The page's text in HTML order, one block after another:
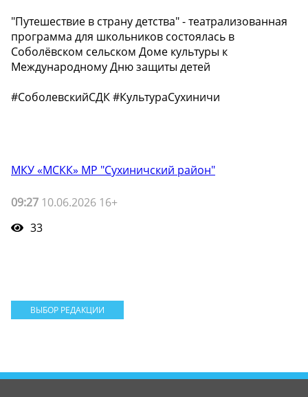
"Путешествие в страну детства" - театрализованная
программа для школьников состоялась в
Соболёвском сельском Доме культуры к
Международному Дню защиты детей
#СоболевскийСДК #КультураСухиничи
МКУ «МСКК» МР "Сухиничский район"
09:27 10.06.2026 16+
33
ВЫБОР РЕДАКЦИИ